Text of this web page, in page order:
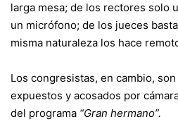
larga mesa; de los rectores solo
un micrófono; de los jueces
misma naturaleza los hace
Los congresistas, en cambio,
expuestos y acosados por
del programa “Gran hermano”.